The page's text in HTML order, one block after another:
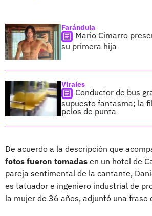
Farándula
Mario Cimarro
su primera hija
Virales
Conductor de bus
supuesto fantasma; la
pelos de punta
De acuerdo a la descripción que
fotos fueron tomadas en un hotel de
pareja sentimental de la cantante,
es tatuador e ingeniero industrial de
la mujer de 36 años, adjuntó una frase